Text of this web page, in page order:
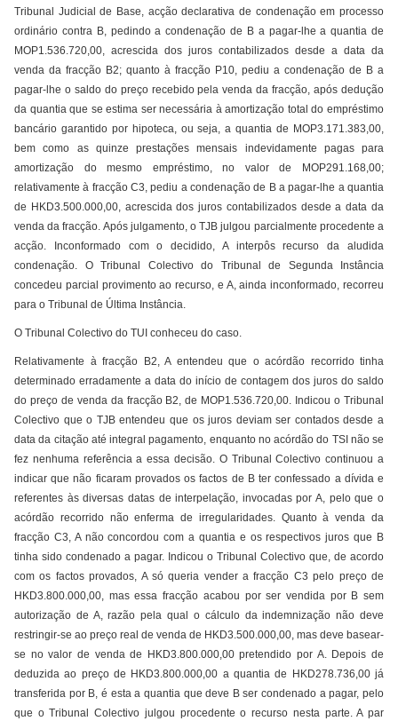
Tribunal Judicial de Base, acção declarativa de condenação em processo
ordinário contra B, pedindo a condenação de B a pagar-lhe a quantia de
MOP1.536.720,00, acrescida dos juros contabilizados desde a data da
venda da fracção B2; quanto à fracção P10, pediu a condenação de B a
pagar-lhe o saldo do preço recebido pela venda da fracção, após dedução
da quantia que se estima ser necessária à amortização total do empréstimo
bancário garantido por hipoteca, ou seja, a quantia de MOP3.171.383,00,
bem como as quinze prestações mensais indevidamente pagas para
amortização do mesmo empréstimo, no valor de MOP291.168,00;
relativamente à fracção C3, pediu a condenação de B a pagar-lhe a quantia
de HKD3.500.000,00, acrescida dos juros contabilizados desde a data da
venda da fracção. Após julgamento, o TJB julgou parcialmente procedente a
acção. Inconformado com o decidido, A interpôs recurso da aludida
condenação. O Tribunal Colectivo do Tribunal de Segunda Instância
concedeu parcial provimento ao recurso, e A, ainda inconformado, recorreu
para o Tribunal de Última Instância.
O Tribunal Colectivo do TUI conheceu do caso.
Relativamente à fracção B2, A entendeu que o acórdão recorrido tinha
determinado erradamente a data do início de contagem dos juros do saldo
do preço de venda da fracção B2, de MOP1.536.720,00. Indicou o Tribunal
Colectivo que o TJB entendeu que os juros deviam ser contados desde a
data da citação até integral pagamento, enquanto no acórdão do TSI não se
fez nenhuma referência a essa decisão. O Tribunal Colectivo continuou a
indicar que não ficaram provados os factos de B ter confessado a dívida e
referentes às diversas datas de interpelação, invocadas por A, pelo que o
acórdão recorrido não enferma de irregularidades. Quanto à venda da
fracção C3, A não concordou com a quantia e os respectivos juros que B
tinha sido condenado a pagar. Indicou o Tribunal Colectivo que, de acordo
com os factos provados, A só queria vender a fracção C3 pelo preço de
HKD3.800.000,00, mas essa fracção acabou por ser vendida por B sem
autorização de A, razão pela qual o cálculo da indemnização não deve
restringir-se ao preço real de venda de HKD3.500.000,00, mas deve basear-
se no valor de venda de HKD3.800.000,00 pretendido por A. Depois de
deduzida ao preço de HKD3.800.000,00 a quantia de HKD278.736,00 já
transferida por B, é esta a quantia que deve B ser condenado a pagar, pelo
que o Tribunal Colectivo julgou procedente o recurso nesta parte. A par